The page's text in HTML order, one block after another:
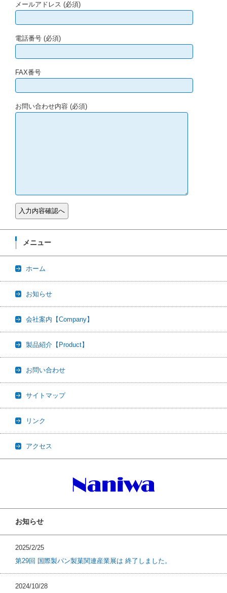
メールアドレス (必須)
電話番号 (必須)
FAX番号
お問い合わせ内容 (必須)
メニュー
ホーム
お知らせ
会社案内【Company】
製品紹介【Product】
お問い合わせ
サイトマップ
リンク
アクセス
お知らせ
2025/2/25
第29回 国際製パン製菓関連産業展は 終了しました。
2024/10/28